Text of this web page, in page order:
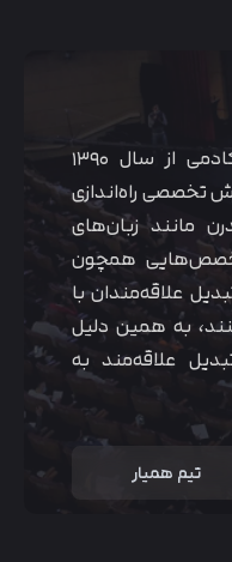
موسسه‌ی آموزشی همیار آکادمی از سال ۱۳۹۰
تخصصی راه‌اندازی
مانند زبان‌های
همچون
علاقه‌مندان با
به همین دلیل
علاقه‌مند به
تیم همیار